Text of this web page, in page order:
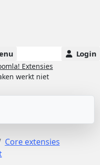
Login
Extensies
werkt niet
Core extensies